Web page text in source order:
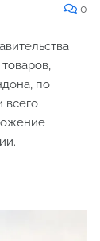
0
по
всего